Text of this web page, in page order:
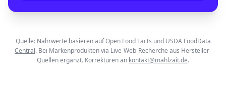
Quelle: Nährwerte basieren auf Open Food Facts und USDA FoodData
Central. Bei Markenprodukten via Live-Web-Recherche aus Hersteller-
Quellen ergänzt. Korrekturen an kontakt@mahlzait.de.